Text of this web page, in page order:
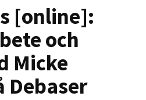
[online]:
och
Micke
Debaser